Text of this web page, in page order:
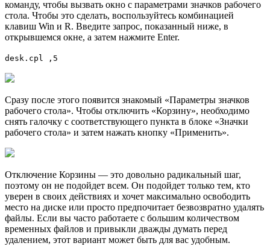
команду, чтобы вызвать окно с парамeтрами значков рабочего
стола. Чтобы это сделать, воспользуйтесь комбинацией
клавиш Win и R. Введите запрос, показанный ниже, в
открывшемся окне, а затем нажмите Enter.
desk.cpl ,5
Сразу после этого появится знакомый «Параметры значков
рабочего стола». Чтобы отключить «Корзину», необходимо
снять галочку с соответствующего пункта в блоке «Значки
рабочего стола» и затем нажать кнопку «Применить».
Отключение Корзины — это довольно радикальный шаг,
поэтому он не подойдет всем. Он подойдет только тем, кто
уверен в своих действиях и хочет максимально освободить
место на диске или просто предпочитает безвозвратно удалять
файлы. Если вы часто работаете с большим количеством
временных файлов и привыкли дважды думать перед
удалением, этот вариант может быть для вас удобным.